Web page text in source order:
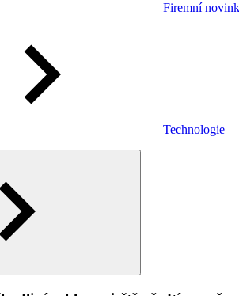
Firemní
Technologie